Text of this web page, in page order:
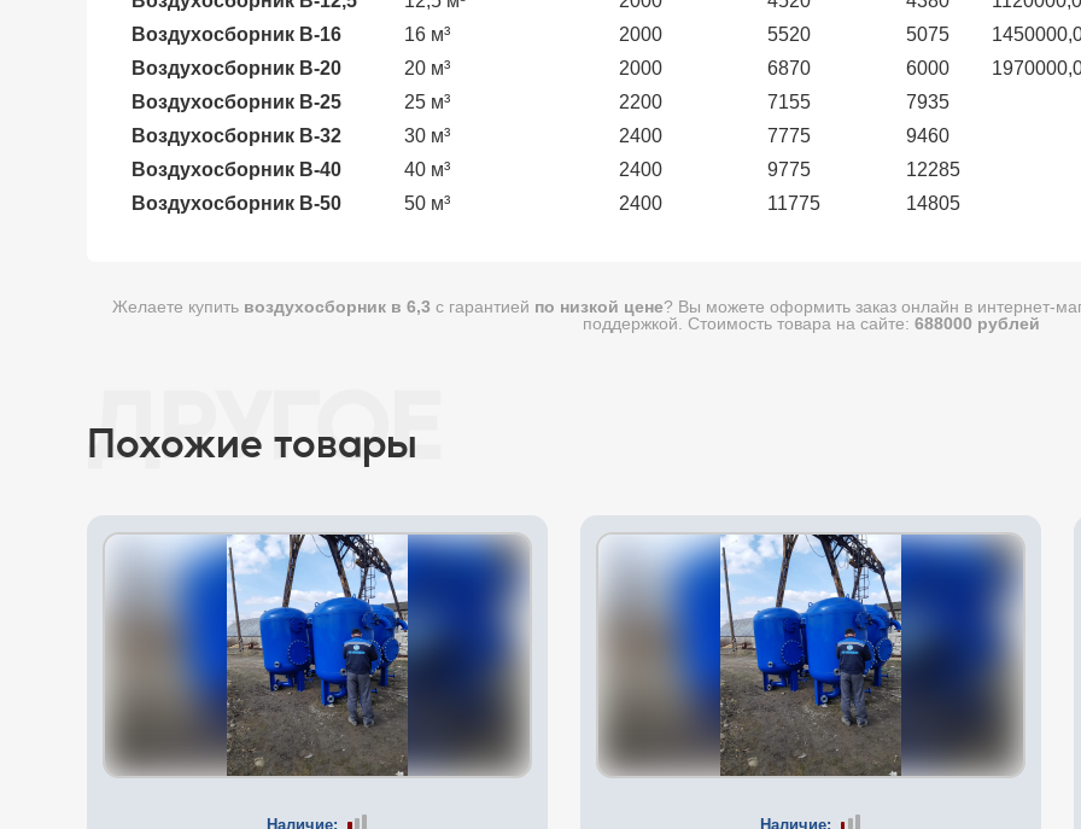
Воздухосборник В-16
16 м³ 2000 5520 5075
Воздухосборник В-20
20 м³ 2000 6870 6000
Воздухосборник В-25
25 м³ 2200 7155
7935
Воздухосборник В-32
30 м³ 2400 7775
9460
Воздухосборник В-40
40 м³ 2400 9775
12285
Воздухосборник В-50
50 м³ 2400 11775 14805
Желаете купить воздухосборник в 6,3 с гарантией по низкой цене? Вы можете оформить заказ онлайн в интернет-
поддержкой. Стоимость товара на сайте: 688000 рублей
Похожие товары
Наличие: Наличие: